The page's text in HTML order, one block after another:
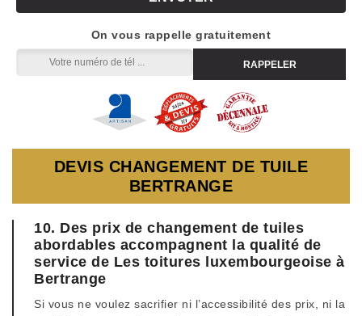
On vous rappelle gratuitement
DEVIS CHANGEMENT DE TUILE
BERTRANGE
10. Des prix de changement de tuiles
abordables accompagnent la qualité de
service de Les toitures luxembourgeoise à
Bertrange
Si vous ne voulez sacrifier ni l’accessibilité des prix, ni la